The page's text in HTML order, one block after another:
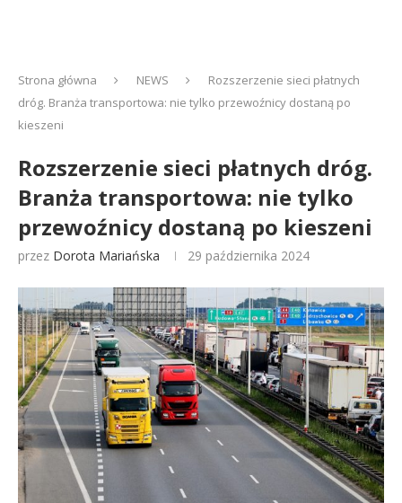
Strona główna NEWS
Rozszerzenie sieci płatnych
dróg. Branża transportowa: nie tylko przewoźnicy dostaną po
kieszeni
Rozszerzenie sieci płatnych dróg.
Branża transportowa: nie tylko
przewoźnicy dostaną po kieszeni
przez Dorota Mariańska 29 października 2024